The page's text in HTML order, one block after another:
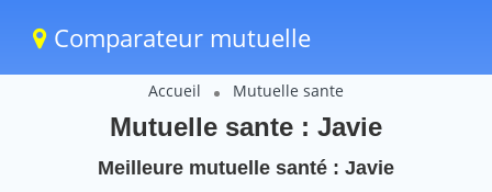
Comparateur mutuelle
Accueil Mutuelle sante
Mutuelle sante : Javie
Meilleure mutuelle santé : Javie